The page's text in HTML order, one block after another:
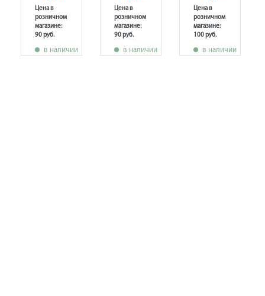
Цена в
розничном
магазине:
90 руб.
в наличии
Цена в
розничном
магазине:
90 руб.
в наличии
Цена в
розничном
магазине:
100 руб.
в наличии